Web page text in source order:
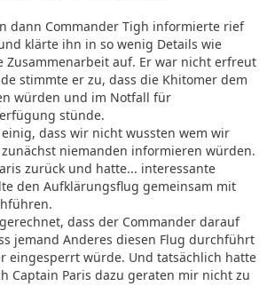
dann Commander Tigh informierte rief
klärte ihn in so wenig Details wie
Zusammenarbeit auf. Er war nicht erfreut
stimmte er zu, dass die Khitomer dem
würden und im Notfall für
stünde.
dass wir nicht wussten wem wir
niemanden informieren würden.
zurück und hatte... interessante
den Aufklärungsflug gemeinsam mit
dass der Commander darauf
jemand Anderes diesen Flug durchführt
eingesperrt würde. Und tatsächlich hatte
Captain Paris dazu geraten mir nicht zu